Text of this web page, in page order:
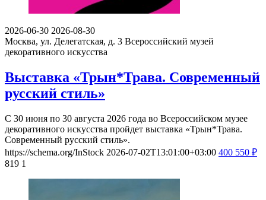
2026-06-30 2026-08-30
Москва, ул. Делегатская, д. 3 Всероссийский музей
декоративного искусства
Выставка «Трын*Трава. Современный
русский стиль»
С 30 июня по 30 августа 2026 года во Всероссийском музее
декоративного искусства пройдет выставка «Трын*Трава.
Современный русский стиль».
https://schema.org/InStock 2026-07-02T13:01:00+03:00 400 550 ₽
819 1